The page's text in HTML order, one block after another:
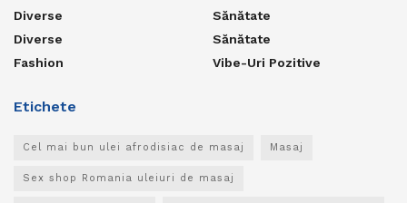
Diverse
Diverse
Fashion
Sănătate
Sănătate
Vibe-Uri Pozitive
Etichete
Cel mai bun ulei afrodisiac de masaj Masaj
Sex shop Romania uleiuri de masaj